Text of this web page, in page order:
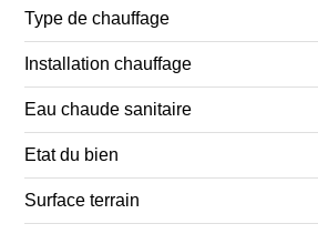
Type de chauffage
Installation chauffage
Eau chaude sanitaire
Etat du bien
Surface terrain